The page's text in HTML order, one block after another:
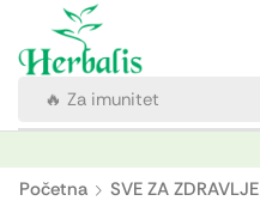
🔥 Za imunitet
Početna SVE ZA ZDRAVLJE